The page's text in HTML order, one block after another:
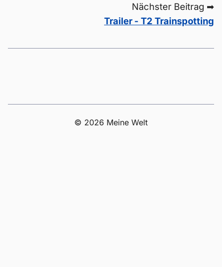
Nächster Beitrag ➡
Trailer - T2 Trainspotting
© 2026 Meine Welt